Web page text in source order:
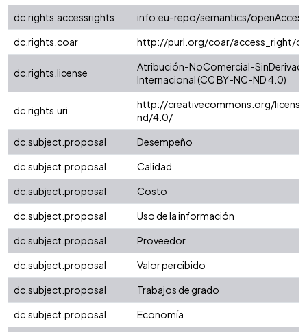
dc.rights.accessrights
info:eu-repo/semantics/openAccess
dc.rights.coar
http://purl.org/coar/access_right/
dc.rights.license
Atribución-NoComercial-
Internacional (CC BY-NC-ND 4.0)
dc.rights.uri
http://creativecommons.org/
nd/4.0/
dc.subject.proposal
Desempeño
dc.subject.proposal
Calidad
dc.subject.proposal
Costo
dc.subject.proposal
Uso de la información
dc.subject.proposal
Proveedor
dc.subject.proposal
Valor percibido
dc.subject.proposal
Trabajos de grado
dc.subject.proposal
Economía